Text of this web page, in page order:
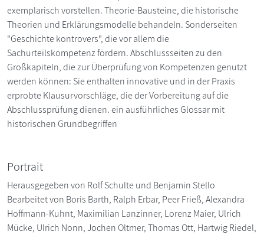
exemplarisch vorstellen. Theorie-Bausteine, die historische
Theorien und Erklärungsmodelle behandeln. Sonderseiten
"Geschichte kontrovers", die vor allem die
Sachurteilskompetenz fördern. Abschlussseiten zu den
Großkapiteln, die zur Überprüfung von Kompetenzen genutzt
werden können: Sie enthalten innovative und in der Praxis
erprobte Klausurvorschläge, die der Vorbereitung auf die
Abschlussprüfung dienen. ein ausführliches Glossar mit
historischen Grundbegriffen
Portrait
Herausgegeben von Rolf Schulte und Benjamin Stello
Bearbeitet von Boris Barth, Ralph Erbar, Peer Frieß, Alexandra
Hoffmann-Kuhnt, Maximilian Lanzinner, Lorenz Maier, Ulrich
Mücke, Ulrich Nonn, Jochen Oltmer, Thomas Ott, Hartwig Riedel,